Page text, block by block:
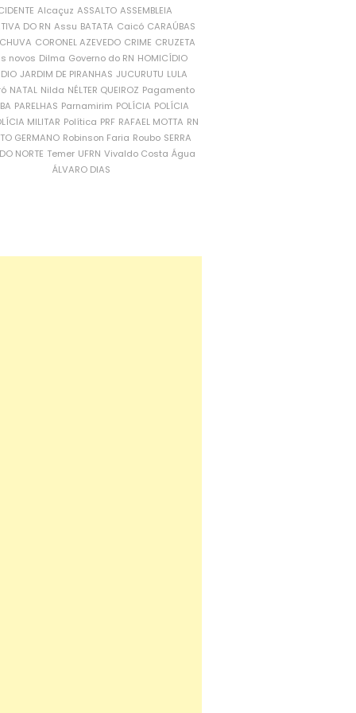
Alcaçuz ASSALTO ASSEMBLEIA
DO RN Assu BATATA Caicó CARAÚBAS
CORONEL AZEVEDO CRIME CRUZETA
novos Dilma Governo do RN HOMICÍDIO
JARDIM DE PIRANHAS JUCURUTU LULA
NATAL Nilda NÉLTER QUEIROZ Pagamento
PARELHAS Parnamirim POLÍCIA POLÍCIA
MILITAR Política PRF RAFAEL MOTTA RN
GERMANO Robinson Faria Roubo SERRA
NORTE Temer UFRN Vivaldo Costa Água
ÁLVARO DIAS